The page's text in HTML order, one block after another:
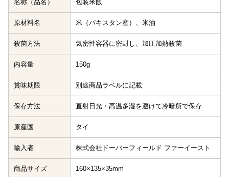
名称（品名） 包装米飯
原材料名 米（パキスタン産）、米油
殺菌方法 気密性容器に密封し、加圧加熱殺菌
内容量 150g
賞味期限 別途商品ラベルに記載
保存方法 直射日光・高温多湿を避けて冷暗所で保存
原産国 タイ
輸入者 株式会社ドーバーフィールド ファーイースト
商品サイズ 160×135×35mm